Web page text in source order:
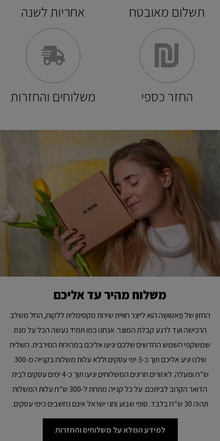
תשלום מאובטח אחריות לשנה
החזר כספי משלוחים והחזרות
משלוח מהיר עד אליכם
החזון של פׇּאטוּשֶה הוא לייצר חוויית שירות מקסימלית ללקוח, החל משלב
הרכישה ועד לרגע קבלת המוצר. אנחנו כמו תמיד נעשה הכל על מנת
שמשקפי השמש החדשים שלכם יגיעו אליכם במהירות המירבית. השליח
שלנו יגיע אליכם תוך כ-3 ימי עסקים וללא עלות משלוח בקנייה מ-300
ש"ח ומעלה. לאזורים חריגים המשלוחים יגיעו תוך כ-4 ימים עסקים לבית
הדואר הקרוב לביתכם. על כל קנייה מתחת ל-300 ש"ח עלות המשלוח
תהיה 30 ש"ח בלבד. סופי שבוע וחגי ישראל אינם נחשבים כימי עסקים.
למידע המלא על משלוחים והחזרות